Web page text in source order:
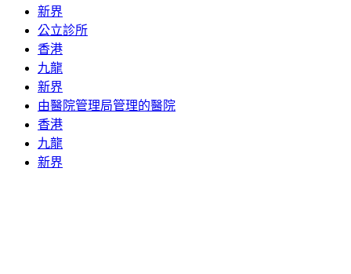
新界
公立診所
香港
九龍
新界
由醫院管理局管理的醫院
香港
九龍
新界